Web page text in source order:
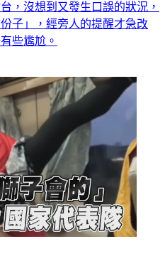
，沒想到又發生口誤的狀況，
子」，經旁人的提醒才急改
些尷尬。